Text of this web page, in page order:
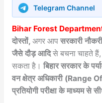
Telegram Channel
Bihar Forest
दोस्तों, अगर आप सरकारी
जैसे दौड़ आदिसे बचना चाहते हैं,
सकता है। बिहार सरकार के
वन क्षेत्र अधिकारी (Range
प्रतियोगी परीक्षा के माध्यम से